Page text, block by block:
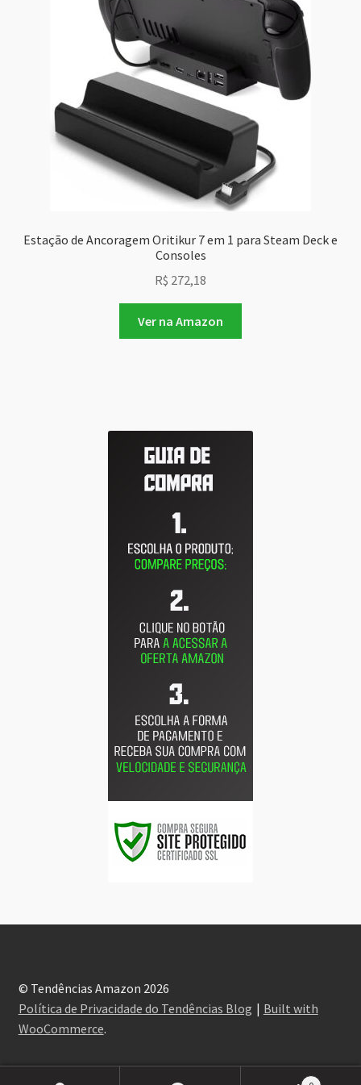
Estação de Ancoragem Oritikur 7 em 1 para Steam Deck e
Consoles
R$ 272,18
Ver na Amazon
© Tendências Amazon 2026
Política de Privacidade do Tendências Blog
Built with
WooCommerce.